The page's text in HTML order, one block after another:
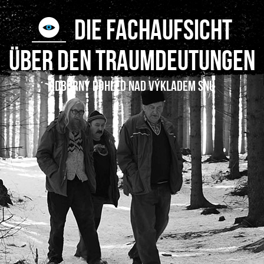
DIE FACHAUFSICHT
ÜBER DEN TRAUMDEUTUNGEN
Odborný dohled nad výkladem snu